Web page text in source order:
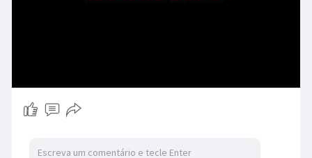
A Bolsa Slim Bag é projetada com materiais
resistentes a quedas e arranhões,
garantindo a durabilidade e integridade da
antirrisco, ela minimiza o impacto de quedas